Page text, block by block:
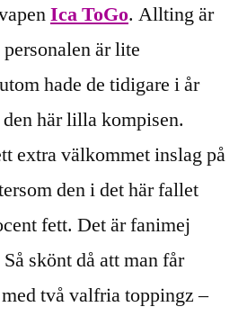
Ica ToGo. Allting är
är lite
hade de tidigare i år
här lilla kompisen.
extra välkommet inslag på
den i det här fallet
fett. Det är fanimej
skönt då att man får
två valfria toppingz –